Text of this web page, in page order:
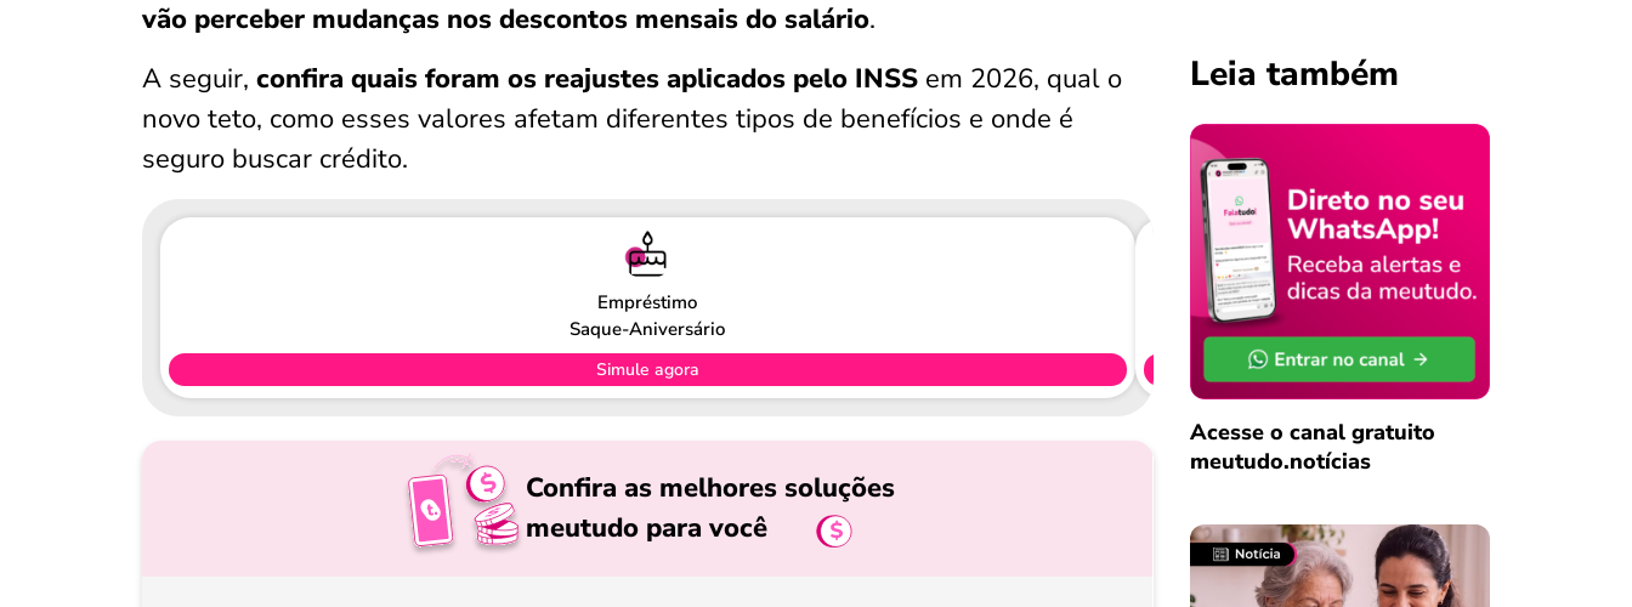
vão perceber mudanças nos descontos mensais do salário.
A seguir, confira quais foram os reajustes aplicados pelo INSS em 2026, qual o
novo teto, como esses valores afetam diferentes tipos de benefícios e onde é
seguro buscar crédito.
Empréstimo
Saque-Aniversário
Simule agora
Confira as melhores soluções
meutudo para você
Leia também
Acesse o canal gratuito
meutudo.notícias